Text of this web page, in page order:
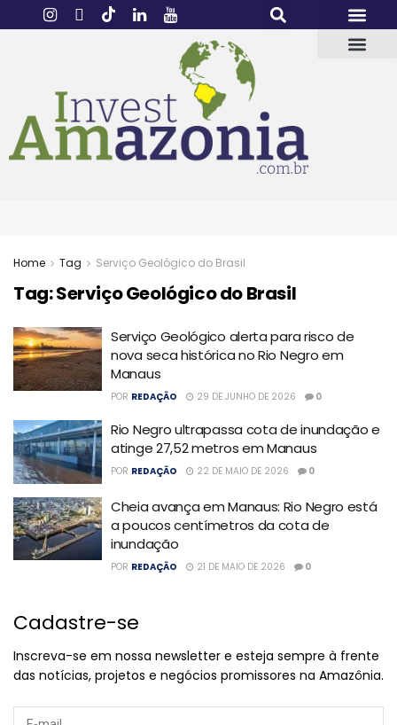
Home Tag Serviço Geológico do Brasil
Tag:Serviço Geológico do Brasil
Serviço Geológico alerta para risco de
nova seca histórica no Rio Negro em
Manaus
POR REDAÇÃO 29 DE JUNHO DE 2026 0
Rio Negro ultrapassa cota de inundação e
atinge 27,52 metros em Manaus
POR REDAÇÃO 22 DE MAIO DE 2026 0
Cheia avança em Manaus: Rio Negro está
a poucos centímetros da cota de
inundação
POR REDAÇÃO 21 DE MAIO DE 2026 0
Cadastre-se
Inscreva-se em nossa newsletter e esteja sempre à frente
das notícias, projetos e negócios promissores na Amazônia.